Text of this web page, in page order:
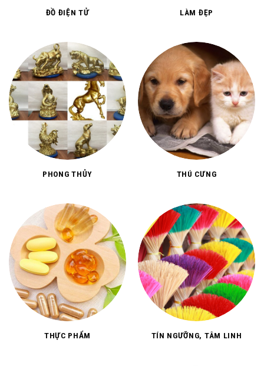
ĐỒ ĐIỆN TỬ LÀM ĐẸP
PHONG THỦY THÚ CƯNG
THỰC PHẨM TÍN NGƯỠNG, TÂM LINH